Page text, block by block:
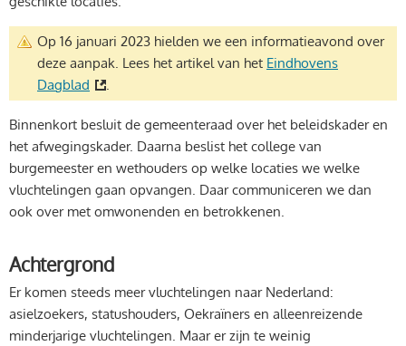
Op 16 januari 2023 hielden we een informatieavond over
deze aanpak. Lees het artikel van het Eindhovens
Dagblad
.
Binnenkort besluit de gemeenteraad over het beleidskader en
het afwegingskader. Daarna beslist het college van
burgemeester en wethouders op welke locaties we welke
vluchtelingen gaan opvangen. Daar communiceren we dan
ook over met omwonenden en betrokkenen.
Achtergrond
Er komen steeds meer vluchtelingen naar Nederland:
asielzoekers, statushouders, Oekraïners en alleenreizende
minderjarige vluchtelingen. Maar er zijn te weinig